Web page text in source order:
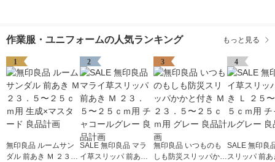
作業服・ユニフォームの人気ランキング もっと見る
1
無印良品 ルームサン
ダル 前あき Ｍ ２３．
2
SALE 無印良品 マラ
イ草スリッパ 前あき
3
無印良品 いつものも
しも防災スリッパかか
4
SALE 無印良
スリッパ 前あ